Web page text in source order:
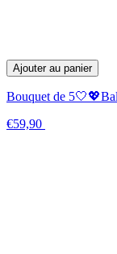
Ajouter au panier
Bouquet de
€59,90